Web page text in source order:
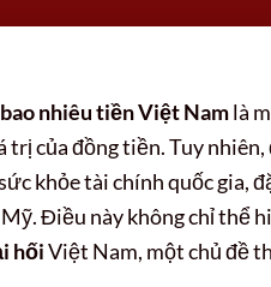
nhiêu tiền Việt Namlà
của đồng tiền. Tuy nhiên,
khỏe tài chính quốc gia,
Điều này không chỉ thể
hốiViệt Nam, một chủ đề